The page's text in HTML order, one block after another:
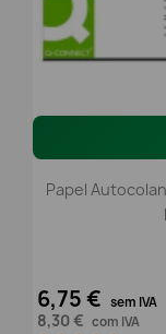
Papel
6,75 € sem IVA
8,30 € com IVA